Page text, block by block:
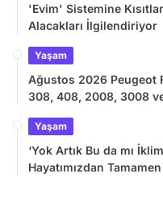
'Evim' Sistemine
Alacakları İlgilendiriyor
Yaşam
Ağustos 2026 Peugeot
308, 408, 2008, 3008
Yaşam
‘Yok Artık Bu da mı
Hayatımızdan